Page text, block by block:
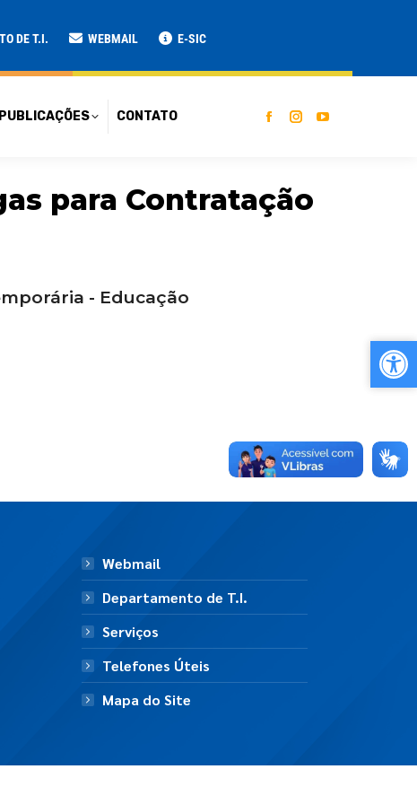
DE T.I. WEBMAIL E-SIC
PUBLICAÇÕES CONTATO
para Contratação
- Educação
Webmail
Departamento de T.I.
Serviços
Telefones Úteis
Mapa do Site